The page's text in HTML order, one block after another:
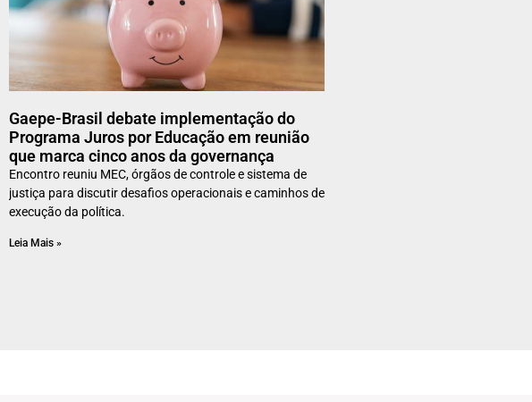
Gaepe-Brasil debate implementação do
Programa Juros por Educação em reunião
que marca cinco anos da governança
Encontro reuniu MEC, órgãos de controle e sistema de
justiça para discutir desafios operacionais e caminhos de
execução da política.
Leia Mais »